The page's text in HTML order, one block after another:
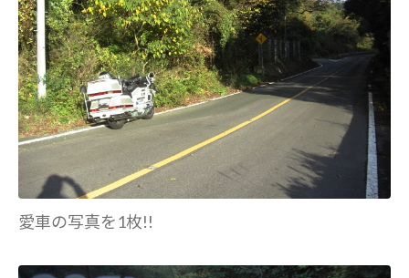
愛車の写真を1枚!!